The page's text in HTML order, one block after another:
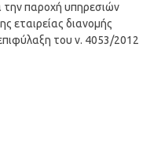
την παροχή υπηρεσιών
εταιρείας διανομής
του ν. 4053/2012